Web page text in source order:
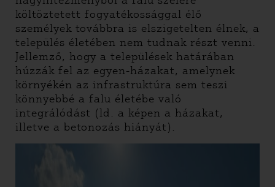
költöztetett fogyatékossággal élő
személyek továbbra is elszigetelten élnek, a
település életében nem tudnak részt venni.
Jellemző, hogy a települések határában
húzzák fel az egyen-házakat, amelynek
környékén az infrastruktúra sem teszi
könnyebbé a falu életébe való
integrálódást (ld. a képen a házakat,
illetve a betonozás hiányát).